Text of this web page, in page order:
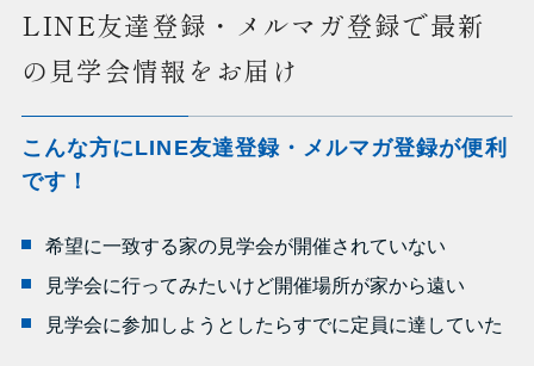
LINE友達登録・メルマガ登録で最新
の見学会情報をお届け
こんな方にLINE友達登録・メルマガ登録が便利
です！
希望に一致する家の見学会が開催されていない
見学会に行ってみたいけど開催場所が家から遠い
見学会に参加しようとしたらすでに定員に達していた